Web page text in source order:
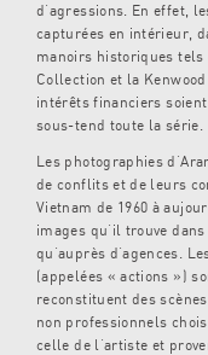
d’agressions. En effet,
capturées en intérieur,
manoirs historiques tels
Collection et la
intérêts financiers
sous-tend toute la série.
Les photographies
de conflits et de leurs
Vietnam de 1960 à
images qu’il trouve
qu’auprès d’agences.
(appelées « actions »)
reconstituent des
non professionnels
celle de l’artiste et